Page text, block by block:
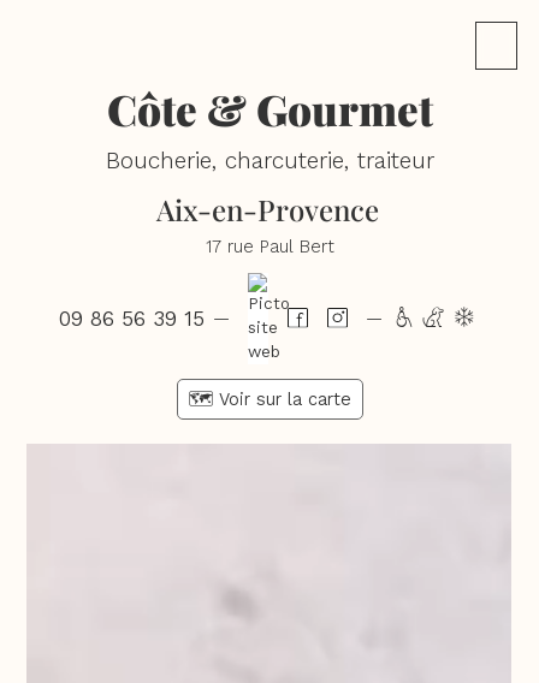
Côte & Gourmet
Boucherie, charcuterie, traiteur
Aix-en-Provence
17 rue Paul Bert
09 86 56 39 15 — — hcd
🗺️ Voir sur la carte